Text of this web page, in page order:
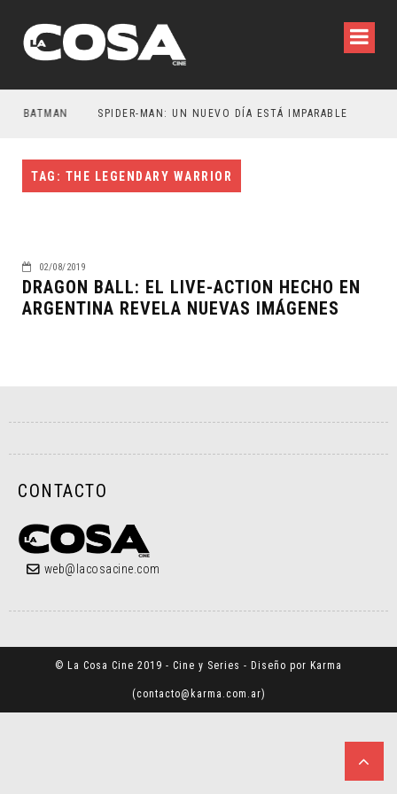
BATMAN SPIDER-MAN: UN NUEVO DÍA ESTÁ IMPARABLE
TAG: THE LEGENDARY WARRIOR
02/08/2019
DRAGON BALL: EL LIVE-ACTION HECHO EN
ARGENTINA REVELA NUEVAS IMÁGENES
CONTACTO
web@lacosacine.com
© La Cosa Cine 2019 - Cine y Series - Diseño por Karma
(contacto@karma.com.ar)